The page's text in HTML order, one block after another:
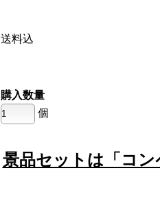
送料込
購入数量
個
景品セットは「コン